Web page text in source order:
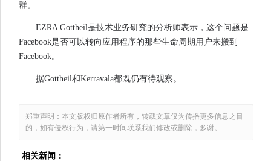
群。
EZRA Gottheil是技术业务研究的分析师表示，这个问题是
Facebook是否可以转向应用程序的那些生命周期用户来搬到
Facebook。
据Gottheil和Kerravala都既仍有待观察。
郑重声明：本文版权归原作者所有，转载文章仅为传播更多信息之目
的，如有侵权行为，请第一时间联系我们修改或删除，多谢。
相关新闻：